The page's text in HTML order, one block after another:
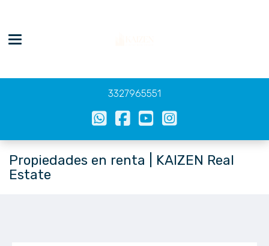
Toggle navigation
3327965551
Propiedades en renta | KAIZEN Real
Estate